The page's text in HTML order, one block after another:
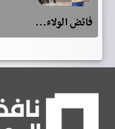
فائض الولاء…